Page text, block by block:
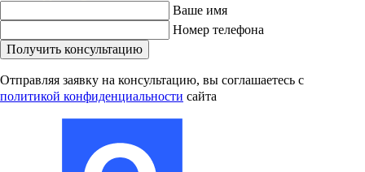
Ваше имя
Номер телефона
Получить консультацию
Отправляя заявку на консультацию, вы соглашаетесь с
политикой конфиденциальности сайта